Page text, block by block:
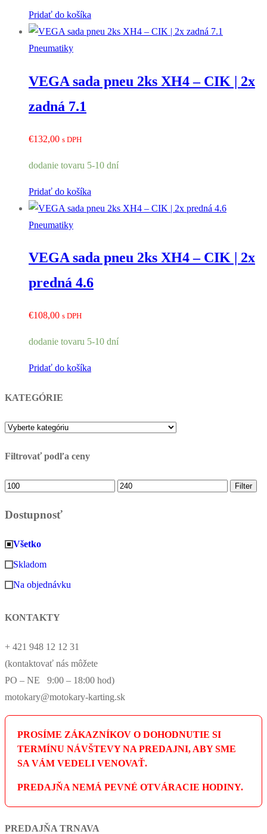
Pridať do košíka
Pneumatiky
VEGA sada pneu 2ks XH4 – CIK | 2x
zadná 7.1
€132,00 s DPH
dodanie tovaru 5-10 dní
Pridať do košíka
Pneumatiky
VEGA sada pneu 2ks XH4 – CIK | 2x
predná 4.6
€108,00 s DPH
dodanie tovaru 5-10 dní
Pridať do košíka
KATEGÓRIE
Filtrovať podľa ceny
Minimálna
Maximálna
Filter
Dostupnosť
Všetko
Skladom
Na objednávku
KONTAKTY
+ 421 948 12 12 31
(kontaktovať nás môžete
PO – NE 9:00 – 18:00 hod)
motokary@motokary-karting.sk
PROSÍME ZÁKAZNÍKOV O DOHODNUTIE SI
TERMÍNU NÁVŠTEVY NA PREDAJNI, ABY SME
SA VÁM VEDELI VENOVAŤ.
PREDAJŇA NEMÁ PEVNÉ OTVÁRACIE HODINY.
PREDAJŇA TRNAVA